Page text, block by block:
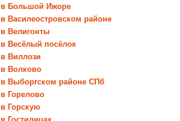
в Большой Ижоре
Василеостровском районе
Велигонты
Весёлый посёлок
Виллози
Волково
Выборгском районе СПб
Горелово
Горскую